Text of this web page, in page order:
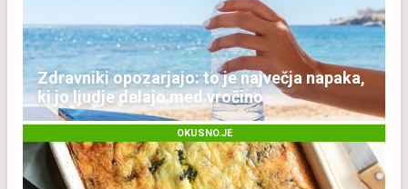
Zdravniki opozarjajo: to je največja napaka,
ki jo ljudje delajo med vročino
OKUSNO.JE